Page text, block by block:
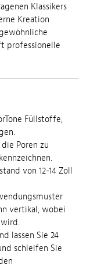
Klassikers
Kreation
professionelle
Füllstoffe,
Poren zu
von 12-14 Zoll
vertikal, wobei
lassen Sie 24
schleifen Sie